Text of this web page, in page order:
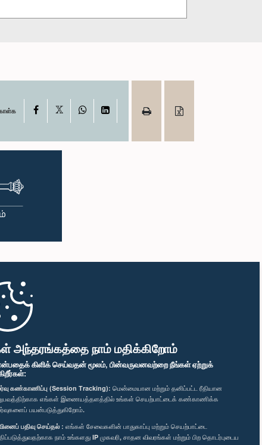
அந்தரங்கத்தை நாம் மதிக்கிறோம்
கிளிக் செய்வதன் மூலம், பின்வருவனவற்றை நீங்கள் ஏற்றுக்
கண்காணிப்பு (Session Tracking): மென்மையான மற்றும் தனிப்பட்ட ரீதியான
எங்கள் இணையத்தளத்தில் உங்கள் செயற்பாட்டைக் கண்காணிக்க
பயன்படுத்துகிறோம்.
பதிவு செய்தல் : எங்கள் சேவைகளின் பாதுகாப்பு மற்றும் செயற்பாட்டை
நாம் உங்களது IP முகவரி, சாதன விவரங்கள் மற்றும் பிற தொடர்புடைய
Facebook WhatsAppLinkedIn